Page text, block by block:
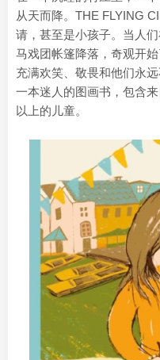
从天而降。THE FLYING
请，甚至是小孩子。当人
马戏团帐篷降落，奇观开
充满欢笑、敬畏和他们永
一本迷人的图画书，包含
以上的儿童。